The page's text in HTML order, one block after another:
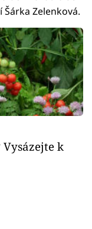
Zelenková.
k